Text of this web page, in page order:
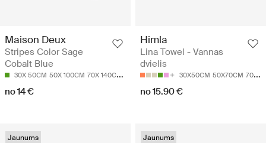
Maison Deux
Stripes Color Sage
Cobalt Blue
30X 50CM 50X 100CM 70X 140CM 90X 180CM
no 14 €
Himla
Lina Towel - Vannas
dvielis
30X50CM 50X70CM 70X140CM
no 15.90 €
Jaunums Jaunums